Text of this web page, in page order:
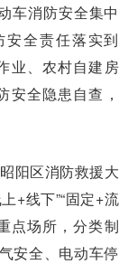
车消防安全集中
全责任落实到
业、农村自建房
安全隐患自查，
阳区消防救援大
+线下”“固定+流
点场所，分类制
安全、电动车停